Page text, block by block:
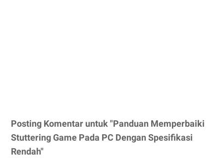
Posting Komentar untuk "Panduan Memperbaiki
Stuttering Game Pada PC Dengan Spesifikasi
Rendah"